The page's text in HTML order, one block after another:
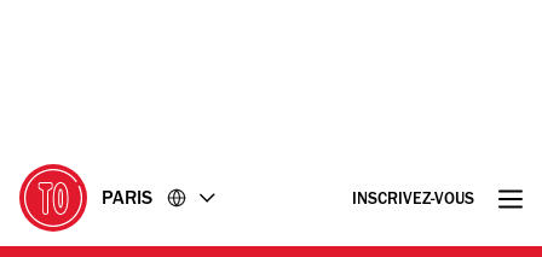
PARIS INSCRIVEZ-VOUS